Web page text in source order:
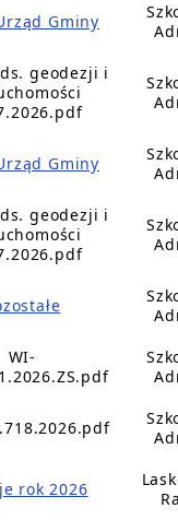
Gminy
geodezji i
Gminy
geodezji i
WI-
rok 2026